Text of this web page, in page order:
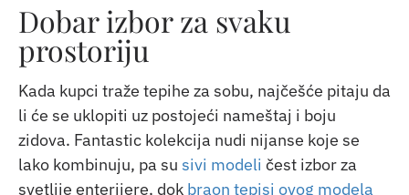
Dobar izbor za svaku
prostoriju
Kada kupci traže tepihe za sobu, najčešće pitaju da
li će se uklopiti uz postojeći nameštaj i boju
zidova. Fantastic kolekcija nudi nijanse koje se
lako kombinuju, pa su sivi modeli čest izbor za
svetlije enterijere, dok braon tepisi ovog modela